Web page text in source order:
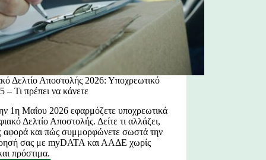
Δελτίο Αποστολής 2026: Υποχρεωτικό
– Τι πρέπει να κάνετε
1η Μαΐου 2026 εφαρμόζετε υποχρεωτικά
Δελτίο Αποστολής. Δείτε τι αλλάζει,
αφορά και πώς συμμορφώνετε σωστά την
σας με myDATA και ΑΑΔΕ χωρίς
πρόστιμα.